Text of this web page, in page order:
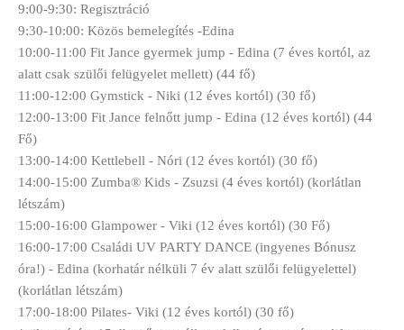
9:00-9:30: Regisztráció
9:30-10:00: Közös bemelegítés -Edina
10:00-11:00 Fit Jance gyermek jump - Edina (7 éves kortól, az
alatt csak szülői felügyelet mellett) (44 fő)
11:00-12:00 Gymstick - Niki (12 éves kortól) (30 fő)
12:00-13:00 Fit Jance felnőtt jump - Edina (12 éves kortól) (44
Fő)
13:00-14:00 Kettlebell - Nóri (12 éves kortól) (30 fő)
14:00-15:00 Zumba® Kids - Zsuzsi (4 éves kortól) (korlátlan
létszám)
15:00-16:00 Glampower - Viki (12 éves kortól) (30 Fő)
16:00-17:00 Családi UV PARTY DANCE (ingyenes Bónusz
óra!) - Edina (korhatár nélküli 7 év alatt szülői felügyelettel)
(korlátlan létszám)
17:00-18:00 Pilates- Viki (12 éves kortól) (30 fő)